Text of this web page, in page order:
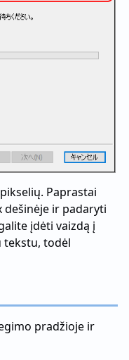
Paprastai
dešinėje ir padaryti
įdėti vaizdą į
tekstu, todėl
pradžioje ir